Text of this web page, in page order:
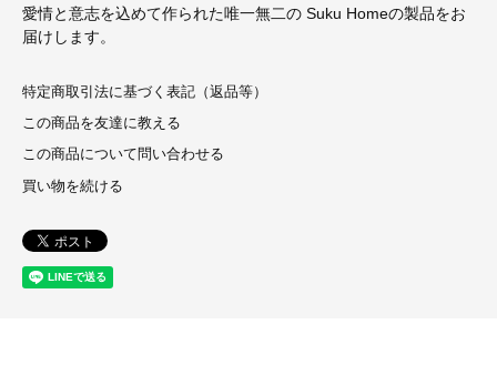
愛情と意志を込めて作られた唯一無二の Suku Homeの製品をお
届けします。
特定商取引法に基づく表記（返品等）
この商品を友達に教える
この商品について問い合わせる
買い物を続ける